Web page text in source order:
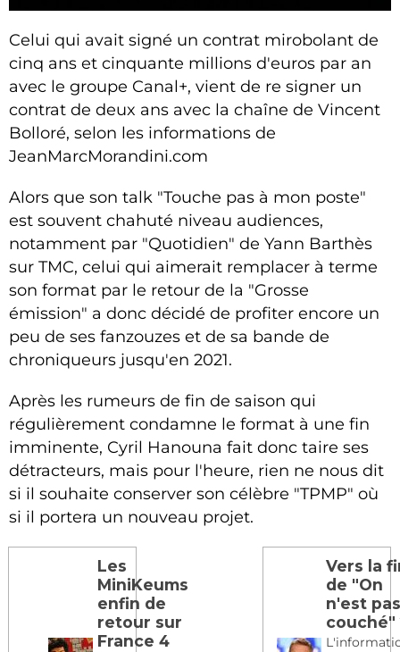
Celui qui avait signé un contrat mirobolant de
cinq ans et cinquante millions d'euros par an
avec le groupe Canal+, vient de re signer un
contrat de deux ans avec la chaîne de Vincent
Bolloré, selon les informations de
JeanMarcMorandini.com
Alors que son talk "Touche pas à mon poste"
est souvent chahuté niveau audiences,
notamment par "Quotidien" de Yann Barthès
sur TMC, celui qui aimerait remplacer à terme
son format par le retour de la "Grosse
émission" a donc décidé de profiter encore un
peu de ses fanzouzes et de sa bande de
chroniqueurs jusqu'en 2021.
Après les rumeurs de fin de saison qui
régulièrement condamne le format à une fin
imminente, Cyril Hanouna fait donc taire ses
détracteurs, mais pour l'heure, rien ne nous dit
si il souhaite conserver son célèbre "TPMP" où
si il portera un nouveau projet.
Les
MiniKeums
enfin de
retour sur
France 4
Vers la
de "On
n'est
couché"